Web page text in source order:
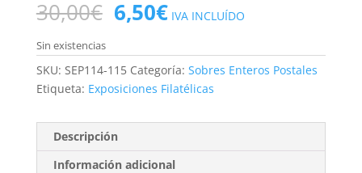
30,00€ El
precio
original
era:
30,00€.
6,50€El
precio
actual
es:
6,50€.
IVA INCLUÍDO
Sin existencias
SKU: SEP114-115 Categoría: Sobres Enteros Postales
Etiqueta: Exposiciones Filatélicas
Descripción
Información adicional